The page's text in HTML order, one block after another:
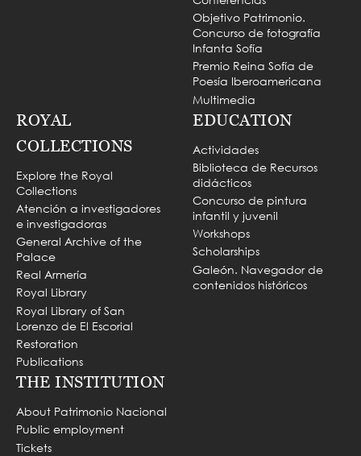
Objetivo Patrimonio.
Concurso de fotografía
Infanta Sofía
Premio Reina Sofía de
Poesía Iberoamericana
Multimedia
ROYAL
COLLECTIONS
Explore the Royal
Collections
Atención a investigadores
e investigadoras
General Archive of the
Palace
Real Armería
Royal Library
Royal Library of San
Lorenzo de El Escorial
Restoration
Publications
EDUCATION
Actividades
Biblioteca de Recursos
didácticos
Concurso de pintura
infantil y juvenil
Workshops
Scholarships
Galeón. Navegador de
contenidos históricos
THE INSTITUTION
About Patrimonio Nacional
Public employment
Tickets